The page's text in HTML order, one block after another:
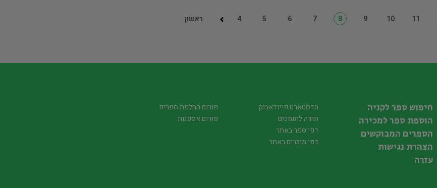
ראשון 4 5 6 7 8 9 10 11
חיפוש ספר לקניה
הוספת ספר למכירה
הספרים המבוקשים
הצהרת נגישות
עזרה
הדסטארט פיינדאבוק
תודה לתומכים
דפי ספר באתר
דפי מוכרים באתר
פורום החלפת ספרים
פורום אספנות